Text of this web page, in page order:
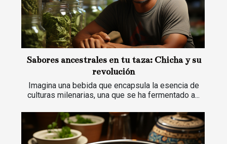
Sabores ancestrales en tu taza: Chicha y su
revolución
Imagina una bebida que encapsula la esencia de
culturas milenarias, una que se ha fermentado a...